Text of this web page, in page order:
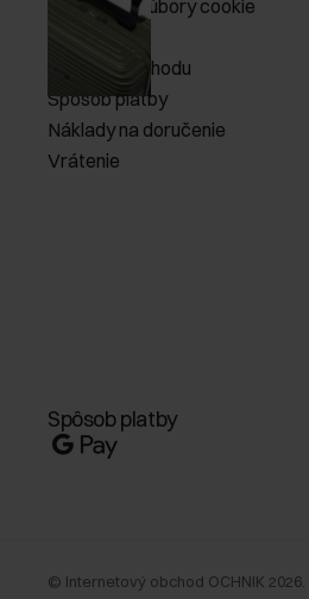
Spravovať súbory cookie
O obchode
Pravidlá obchodu
Spôsob platby
Náklady na doručenie
Vrátenie
Spôsob platby
© Internetový obchod OCHNIK 2026